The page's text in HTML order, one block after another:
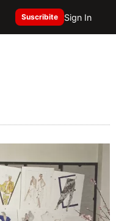
Suscribite Sign In